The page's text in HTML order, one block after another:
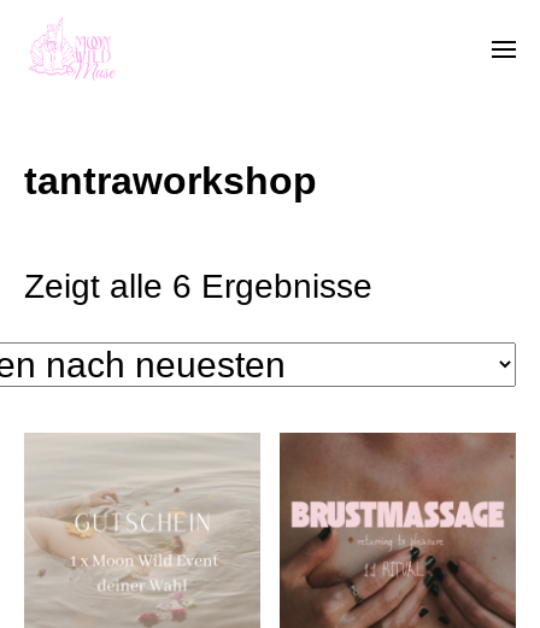
tantraworkshop
Zeigt alle 6 Ergebnisse